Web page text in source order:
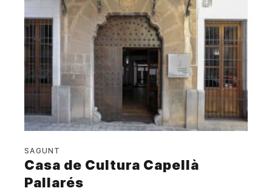
SAGUNT
Casa de Cultura Capellà
Pallarés